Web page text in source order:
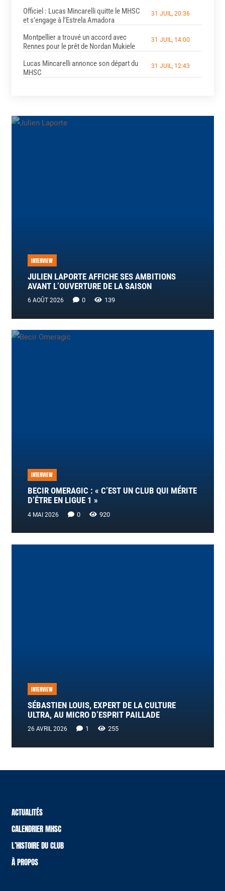
Officiel : Lucas Mincarelli quitte le MHSC
et s’engage à l’Estrela Amadora
31 JUIL, 20:36
Montpellier a trouvé un accord avec
Rennes pour le prêt de Nordan Mukiele
31 JUIL, 14:00
Lucas Mincarelli annonce son départ du
MHSC
31 JUIL, 12:43
INTERVIEW
JULIEN LAPORTE AFFICHE SES AMBITIONS
AVANT L’OUVERTURE DE LA SAISON
6 AOÛT 2026 0 139
INTERVIEW
BECIR OMERAGIC : « C’EST UN CLUB QUI MÉRITE
D’ÊTRE EN LIGUE 1 »
4 MAI 2026 0 920
INTERVIEW
SÉBASTIEN LOUIS, EXPERT DE LA CULTURE
ULTRA, AU MICRO D’ESPRIT PAILLADE
26 AVRIL 2026 1 Commentaire
255
ACTUALITÉS
CALENDRIER MHSC
L’HISTOIRE DU CLUB
À PROPOS